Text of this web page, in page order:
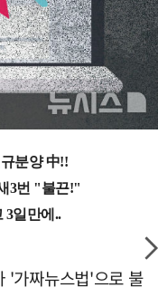
'가짜뉴스법'으로 불